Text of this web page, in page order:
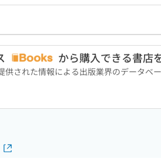
から購入できる書店
供された情報による出版業界のデータベ